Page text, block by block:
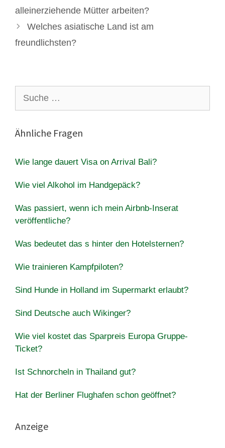
alleinerziehende Mütter arbeiten?
Welches asiatische Land ist am
freundlichsten?
nach:
Ähnliche Fragen
Wie lange dauert Visa on Arrival Bali?
Wie viel Alkohol im Handgepäck?
Was passiert, wenn ich mein Airbnb-Inserat
veröffentliche?
Was bedeutet das s hinter den Hotelsternen?
Wie trainieren Kampfpiloten?
Sind Hunde in Holland im Supermarkt erlaubt?
Sind Deutsche auch Wikinger?
Wie viel kostet das Sparpreis Europa Gruppe-
Ticket?
Ist Schnorcheln in Thailand gut?
Hat der Berliner Flughafen schon geöffnet?
Anzeige